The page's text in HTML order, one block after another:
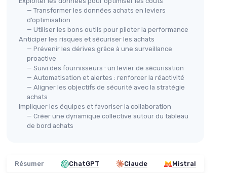
— Transformer les données achats en leviers
d’optimisation
— Utiliser les bons outils pour piloter la performance
Anticiper les risques et sécuriser les achats
— Prévenir les dérives grâce à une surveillance
proactive
— Suivi des fournisseurs : un levier de sécurisation
— Automatisation et alertes : renforcer la réactivité
— Aligner les objectifs de sécurité avec la stratégie
achats
Impliquer les équipes et favoriser la collaboration
— Créer une dynamique collective autour du tableau
de bord achats
Résumer ChatGPT Claude Mistral